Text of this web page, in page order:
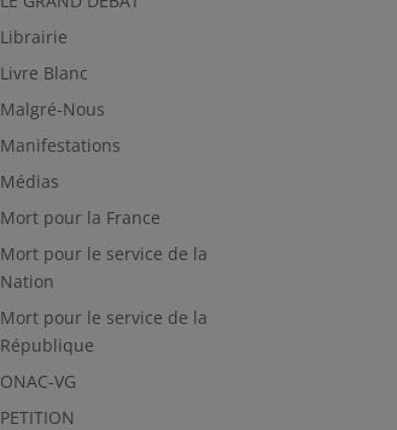
Librairie
Livre Blanc
Malgré-Nous
Manifestations
Médias
Mort pour la France
Mort pour le service de la
Nation
Mort pour le service de la
République
ONAC-VG
PETITION